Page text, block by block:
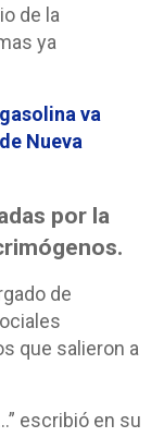
de la
ya
va
Nueva
por la
de
que salieron a
escribió en su